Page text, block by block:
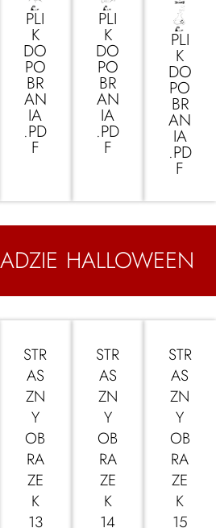
PLI
K
DO
PO
BR
AN
IA
.PD
F
PLI
K
DO
PO
BR
AN
IA
.PD
F
PLI
K
DO
PO
BR
AN
IA
.PD
F
HALLOWEEN
STR
AS
ZN
Y
OB
RA
ZE
K
13
STR
AS
ZN
Y
OB
RA
ZE
K
14
STR
AS
ZN
Y
OB
RA
ZE
K
15